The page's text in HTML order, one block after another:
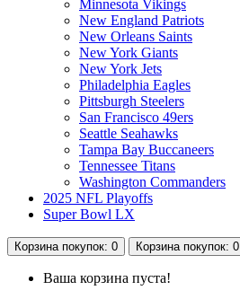
Minnesota Vikings
New England Patriots
New Orleans Saints
New York Giants
New York Jets
Philadelphia Eagles
Pittsburgh Steelers
San Francisco 49ers
Seattle Seahawks
Tampa Bay Buccaneers
Tennessee Titans
Washington Commanders
2025 NFL Playoffs
Super Bowl LX
Корзина покупок: 0 Корзина покупок: 0
Ваша корзина пуста!